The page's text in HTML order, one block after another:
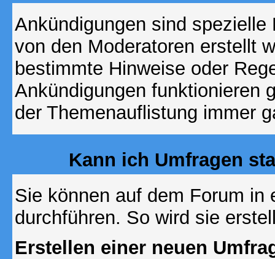
Ankündigungen sind
von den Moderatoren erstellt
bestimmte Hinweise oder
Ankündigungen funktionieren
der Themenauflistung immer
Kann ich Umfragen
Sie können auf dem Forum in
durchführen. So wird sie
Erstellen einer neuen